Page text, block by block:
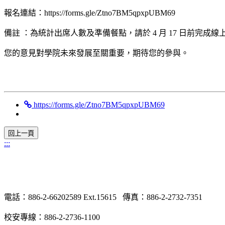
報名連結：https://forms.gle/Ztno7BM5qpxpUBM69
備註 ：為統計出席人數及準備餐點，請於 4 月 17 日前完成線
您的意見對學院未來發展至關重要，期待您的參與。
https://forms.gle/Ztno7BM5qpxpUBM69
:::
電話：886-2-66202589 Ext.15615 傳真：886-2-2732-7351
校安專線：886-2-2736-1100